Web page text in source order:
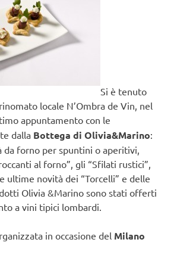
Si è tenuto
locale N’Ombra de Vin, nel
appuntamento con le
dalla Bottega di Olivia&Marino:
da forno per spuntini o aperitivi,
al forno”, gli “Sfilati rustici”,
ultime novità dei “Torcelli” e delle
Olivia &Marino sono stati offerti
a vini tipici lombardi.
in occasione del Milano